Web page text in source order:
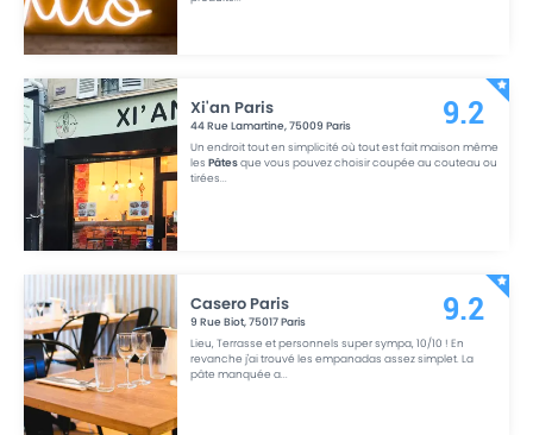
Xi'an Paris
44 Rue Lamartine,75009 Paris
Un endroit tout en simplicité où tout est fait maison même
lesPâtesque vous pouvez choisir coupée au couteau ou
tirées...
9.2
Casero Paris
9 Rue Biot,75017Paris
Lieu, Terrasse et personnels super sympa, 10/10 ! En
revanche j'ai trouvé les empanadas assez simplet. La
pâte manquée a...
9.2